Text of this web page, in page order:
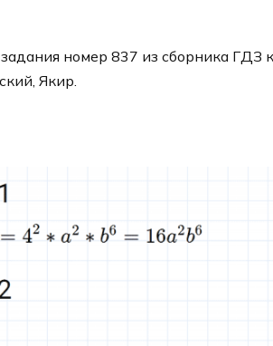
номер 837 из сборника ГДЗ к
Якир.